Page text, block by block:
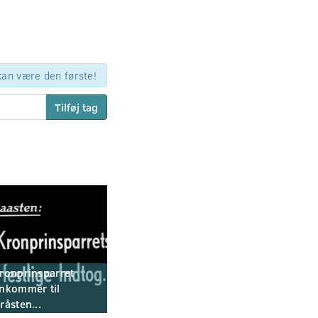
være den første!
Tilføj tag
til